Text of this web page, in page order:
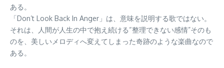
ある。
「Don’t Look Back In Anger」は、意味を説明する歌ではない。
それは、人間が人生の中で抱え続ける“整理できない感情”そのも
のを、美しいメロディへ変えてしまった奇跡のような楽曲なので
ある。